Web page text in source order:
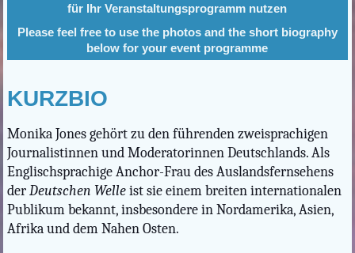
für Ihr Veranstaltungsprogramm nutzen
Please feel free to use the photos and the short biography
below for your event programme
KURZBIO
Monika Jones gehört zu den führenden zweisprachigen
Journalistinnen und Moderatorinnen Deutschlands. Als
Englischsprachige Anchor-Frau des Auslandsfernsehens
derDeutschen Welleist sie einem breiten internationalen
Publikum bekannt, insbesondere in Nordamerika, Asien,
Afrika und dem Nahen Osten.